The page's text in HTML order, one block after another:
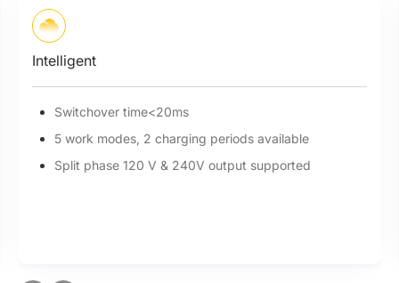
Intelligent
Switchover time<20ms
5 work modes, 2 charging periods available
Split phase 120 V & 240V output supported